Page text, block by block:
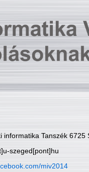
informatika Tanszék 6725
szeged[pont]hu
miv2014